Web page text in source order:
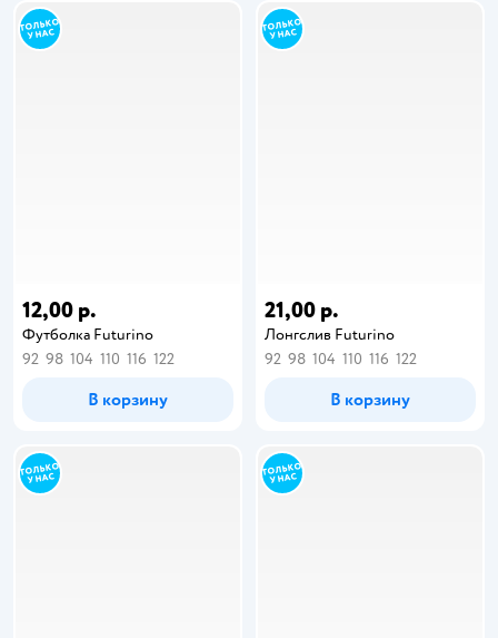
12,00 р.
Футболка Futurino
92 98 104 110 116 122
В корзину
21,00 р.
Лонгслив Futurino
92 98 104 110 116 122
В корзину